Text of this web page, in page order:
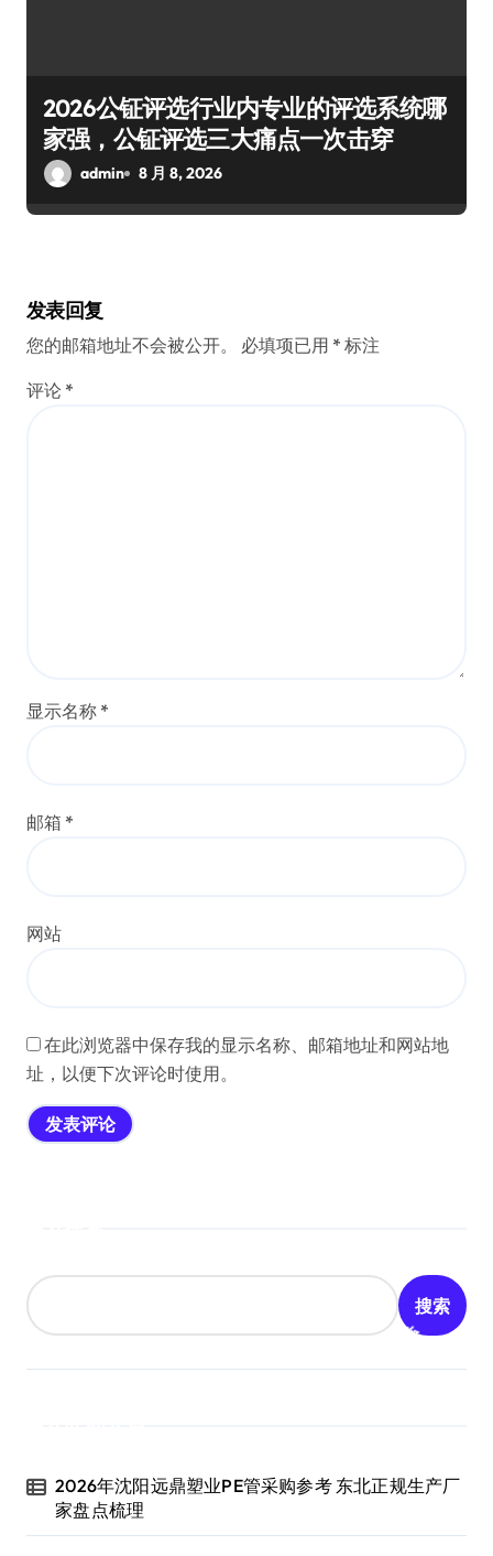
2026公钲评选行业内专业的评选系统哪
家强，公钲评选三大痛点一次击穿
admin 8 月 8, 2026
发表回复
您的邮箱地址不会被公开。 必填项已用 * 标注
评论 *
显示名称 *
邮箱 *
网站
在此浏览器中保存我的显示名称、邮箱地址和网站地
址，以便下次评论时使用。
搜索
2026年沈阳远鼎塑业PE管采购参考 东北正规生产厂
家盘点梳理